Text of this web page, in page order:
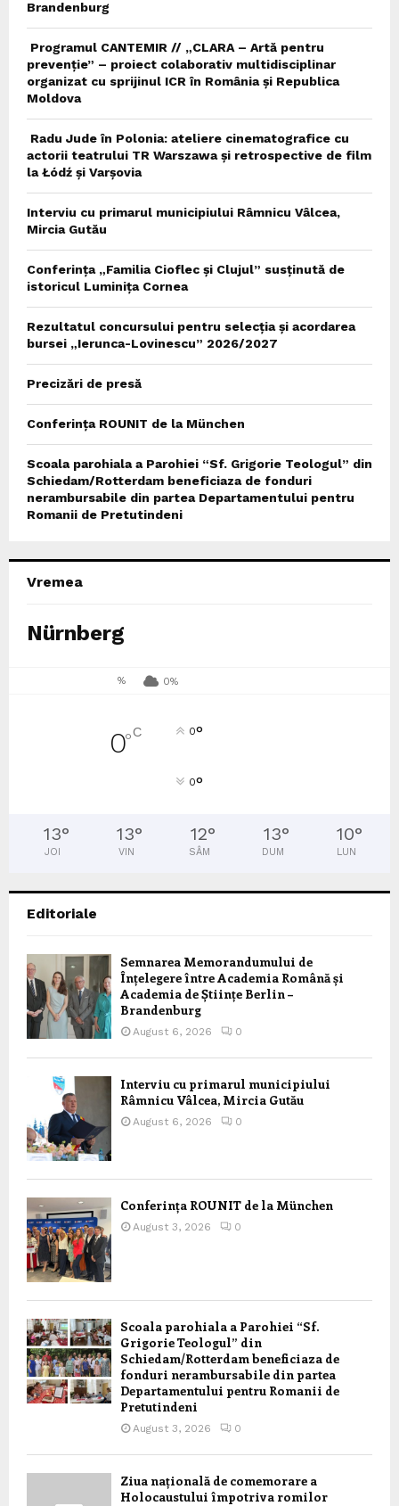
Brandenburg
Programul CANTEMIR // „CLARA – Artă pentru
prevenție” – proiect colaborativ multidisciplinar
organizat cu sprijinul ICR în România și Republica
Moldova
Radu Jude în Polonia: ateliere cinematografice cu
actorii teatrului TR Warszawa și retrospective de film
la Łódź și Varșovia
Interviu cu primarul municipiului Râmnicu Vâlcea,
Mircia Gutău
Conferința „Familia Cioflec și Clujul” susținută de
istoricul Luminița Cornea
Rezultatul concursului pentru selecția și acordarea
bursei „Ierunca-Lovinescu” 2026/2027
Precizări de presă
Conferința ROUNIT de la München
Scoala parohiala a Parohiei “Sf. Grigorie Teologul” din
Schiedam/Rotterdam beneficiaza de fonduri
nerambursabile din partea Departamentului pentru
Romanii de Pretutindeni
Vremea
Nürnberg
% 0%
0°C 0°
0°
13°
JOI
13°
VIN
12°
SÂM
13°
DUM
10°
LUN
Editoriale
Semnarea Memorandumului de
Înțelegere între Academia Română și
Academia de Științe Berlin –
Brandenburg
August 6, 2026 0
Interviu cu primarul municipiului
Râmnicu Vâlcea, Mircia Gutău
August 6, 2026 0
Conferința ROUNIT de la München
August 3, 2026 0
Scoala parohiala a Parohiei “Sf.
Grigorie Teologul” din
Schiedam/Rotterdam beneficiaza de
fonduri nerambursabile din partea
Departamentului pentru Romanii de
Pretutindeni
August 3, 2026 0
Ziua națională de comemorare a
Holocaustului împotriva romilor